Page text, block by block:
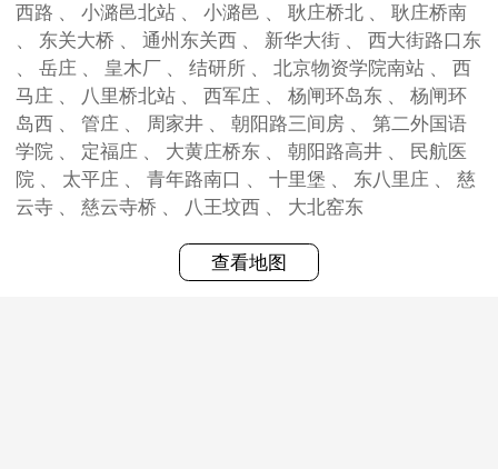
西路 、 小潞邑北站 、 小潞邑 、 耿庄桥北 、 耿庄桥南
、 东关大桥 、 通州东关西 、 新华大街 、 西大街路口东
、 岳庄 、 皇木厂 、 结研所 、 北京物资学院南站 、 西
马庄 、 八里桥北站 、 西军庄 、 杨闸环岛东 、 杨闸环
岛西 、 管庄 、 周家井 、 朝阳路三间房 、 第二外国语
学院 、 定福庄 、 大黄庄桥东 、 朝阳路高井 、 民航医
院 、 太平庄 、 青年路南口 、 十里堡 、 东八里庄 、 慈
云寺 、 慈云寺桥 、 八王坟西 、 大北窑东
查看地图